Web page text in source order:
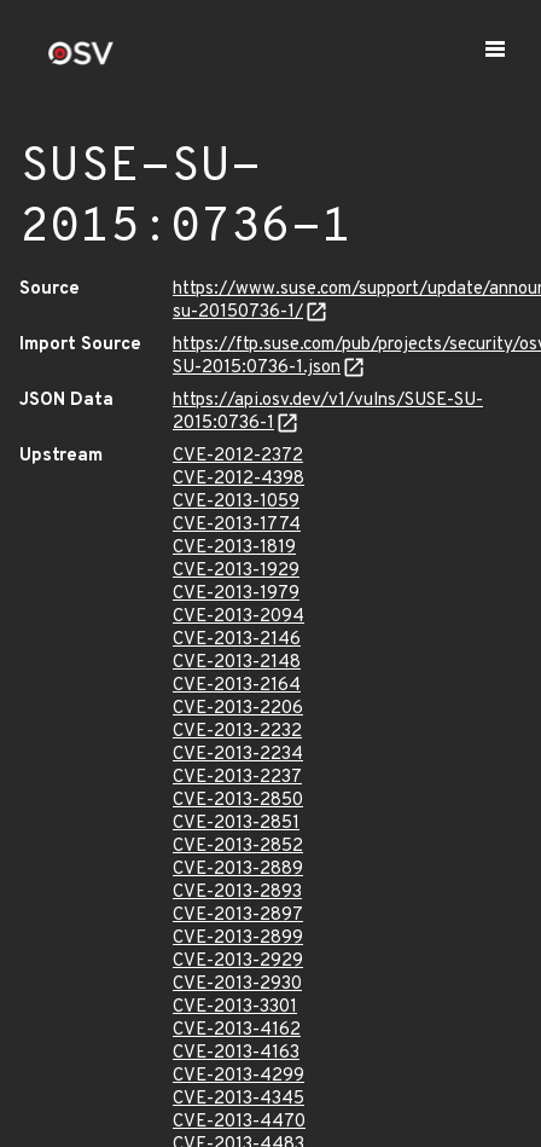
SUSE-SU-
2015:0736-1
Source
https://www.suse.com/support/update/
su-20150736-1/
Import Source
https://ftp.suse.com/pub/projects/security/
SU-2015:0736-1.json
JSON Data
https://api.osv.dev/v1/vulns/SUSE-SU-
2015:0736-1
Upstream
CVE-2012-2372
CVE-2012-4398
CVE-2013-1059
CVE-2013-1774
CVE-2013-1819
CVE-2013-1929
CVE-2013-1979
CVE-2013-2094
CVE-2013-2146
CVE-2013-2148
CVE-2013-2164
CVE-2013-2206
CVE-2013-2232
CVE-2013-2234
CVE-2013-2237
CVE-2013-2850
CVE-2013-2851
CVE-2013-2852
CVE-2013-2889
CVE-2013-2893
CVE-2013-2897
CVE-2013-2899
CVE-2013-2929
CVE-2013-2930
CVE-2013-3301
CVE-2013-4162
CVE-2013-4163
CVE-2013-4299
CVE-2013-4345
CVE-2013-4470